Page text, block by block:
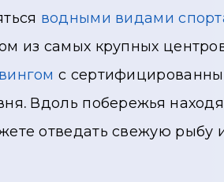
водными видами
из самых крупных
с
Вдоль побережья
отведать свежую рыбу